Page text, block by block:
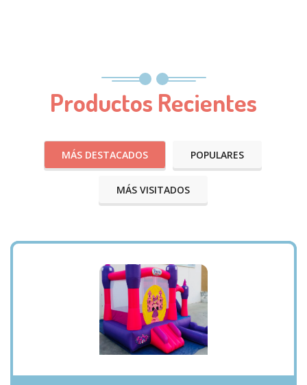
Productos Recientes
MÁS DESTACADOS POPULARES
MÁS VISITADOS
VISTA RÁPIDA